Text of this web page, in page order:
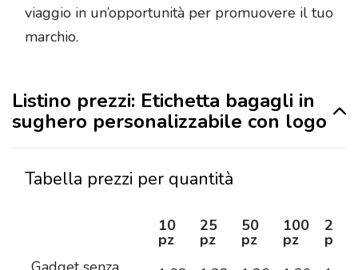
viaggio in un’opportunità per promuovere il tuo
marchio.
Listino prezzi: Etichetta bagagli in
sughero personalizzabile con logo
Tabella prezzi per quantità
10
pz
25
pz
50
pz
100
pz
250
pz